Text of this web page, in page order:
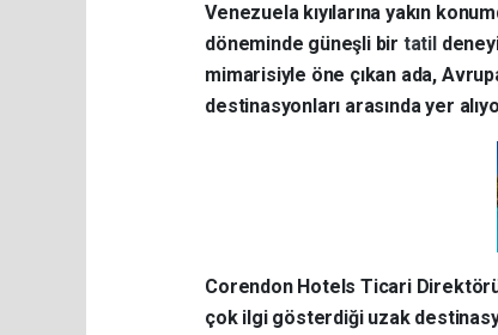
Venezuela kıyılarına yakın
döneminde güneşli bir tatil
mimarisiyle öne çıkan ada,
destinasyonları arasında yer
Corendon Hotels Ticari
çok ilgi gösterdiği uzak